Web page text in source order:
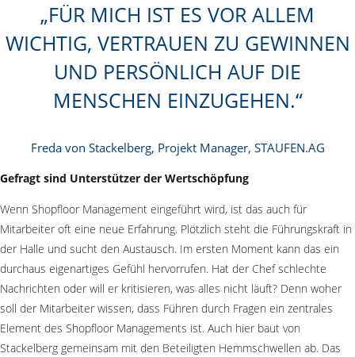
FÜR MICH IST ES VOR ALLEM
WICHTIG, VERTRAUEN ZU GEWINNEN
UND PERSÖNLICH AUF DIE
MENSCHEN EINZUGEHEN.
Freda von Stackelberg, Projekt Manager, STAUFEN.AG
Gefragt sind Unterstützer der Wertschöpfung
Wenn Shopfloor Management eingeführt wird, ist das auch für
Mitarbeiter oft eine neue Erfahrung. Plötzlich steht die Führungskraft in
der Halle und sucht den Austausch. Im ersten Moment kann das ein
durchaus eigenartiges Gefühl hervorrufen. Hat der Chef schlechte
Nachrichten oder will er kritisieren, was alles nicht läuft? Denn woher
soll der Mitarbeiter wissen, dass Führen durch Fragen ein zentrales
Element des Shopfloor Managements ist. Auch hier baut von
Stackelberg gemeinsam mit den Beteiligten Hemmschwellen ab. Das